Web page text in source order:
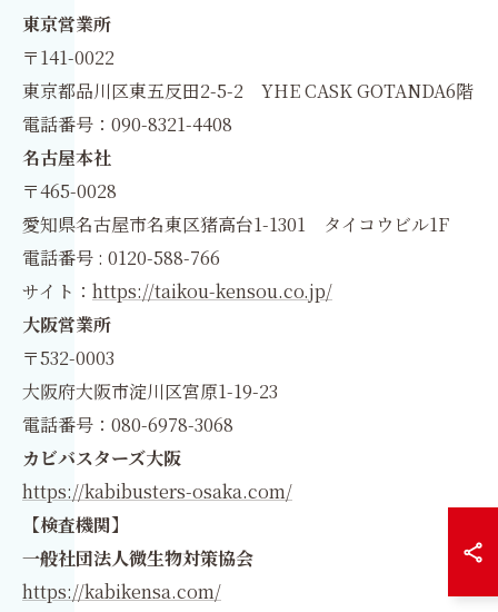
東京営業所
〒141-0022
東京都品川区東五反田2-5-2 YHE CASK GOTANDA6階
電話番号：090-8321-4408
名古屋本社
〒465-0028
愛知県名古屋市名東区猪高台1-1301 タイコウビル1F
電話番号 : 0120-588-766
サイト： https://taikou-kensou.co.jp/
大阪営業所
〒532-0003
大阪府大阪市淀川区宮原1-19-23
電話番号：080-6978-3068
カビバスターズ大阪
https://kabibusters-osaka.com/
【検査機関】
一般社団法人微生物対策協会
https://kabikensa.com/